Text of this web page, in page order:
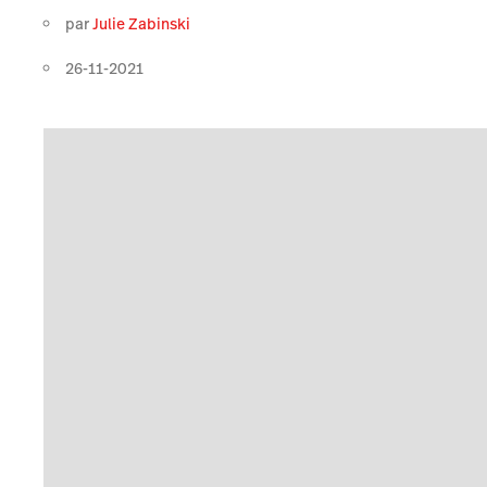
parJulie Zabinski
26-11-2021